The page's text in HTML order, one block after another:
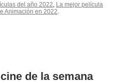
del año 2022, La mejor película
Animación en 2022.
de la semana